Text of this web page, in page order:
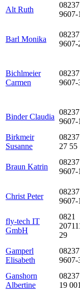
Alt Ruth
08237
9607-
Barl Monika
08237
9607-
Bichlmeier
Carmen
08237
9607-
Binder Claudia
08237
9607-
Birkmeir
Susanne
27 55
Braun Katrin
08237
9607-
Christ Peter
08237
9607-
fly-tech IT
GmbH
0821
29
Gamperl
Elisabeth
08237
9607-
Ganshorn
Albertine
19 001